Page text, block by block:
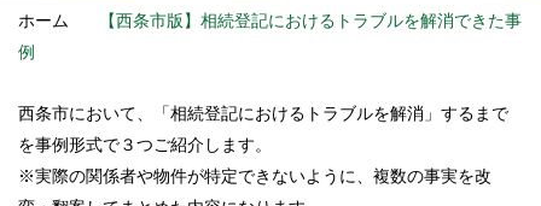
ホーム
【西条市版】相続登記におけるトラブルを解消できた事
例
西条市において、「相続登記におけるトラブルを解消」するまで
を事例形式で３つご紹介します。
※実際の関係者や物件が特定できないように、複数の事実を改